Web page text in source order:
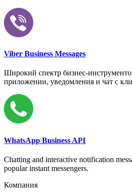
Viber Business Messages
Широкий спектр бизнес-
приложении, уведомления и чат с
WhatsApp Business API
Chatting and interactive notification
popular instant messengers.
Компания